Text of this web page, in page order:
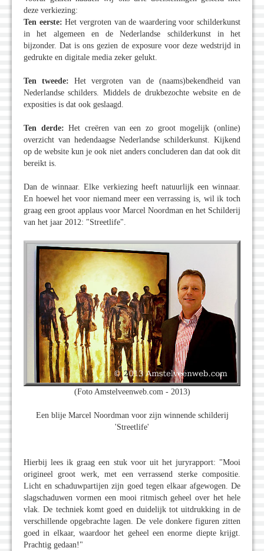
deze verkiezing:
Ten eerste:Het vergroten van de waardering voor schilderkunst
in het algemeen en de Nederlandse schilderkunst in het
bijzonder. Dat is ons gezien de exposure voor deze wedstrijd in
gedrukte en digitale media zeker gelukt.
Ten tweede: Het vergroten van de (naams)bekendheid van
Nederlandse schilders. Middels de drukbezochte website en de
exposities is dat ook geslaagd.
Ten derde: Het creëren van een zo groot mogelijk (online)
overzicht van hedendaagse Nederlandse schilderkunst. Kijkend
op de website kun je ook niet anders concluderen dan dat ook dit
bereikt is.
Dan de winnaar. Elke verkiezing heeft natuurlijk een winnaar.
En hoewel het voor niemand meer een verrassing is, wil ik toch
graag een groot applaus voor Marcel Noordman en het Schilderij
van het jaar 2012: "Streetlife".
(Foto Amstelveenweb.com - 2013)
Een blije Marcel Noordman voor zijn winnende schilderij
'Streetlife'
Hierbij lees ik graag een stuk voor uit het juryrapport: "Mooi
origineel groot werk, met een verrassend sterke compositie.
Licht en schaduwpartijen zijn goed tegen elkaar afgewogen. De
slagschaduwen vormen een mooi ritmisch geheel over het hele
vlak. De techniek komt goed en duidelijk tot uitdrukking in de
verschillende opgebrachte lagen. De vele donkere figuren zitten
goed in elkaar, waardoor het geheel een enorme diepte krijgt.
Prachtig gedaan!"